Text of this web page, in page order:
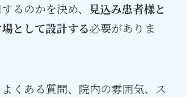
るのかを決め、
見込み患者様と
として設計する必要がありま
くある質問、院内の雰囲気、ス